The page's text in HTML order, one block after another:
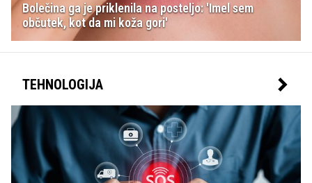
Bolečina ga je priklenila na posteljo: 'Imel sem
občutek, kot da mi koža gori'
TEHNOLOGIJA